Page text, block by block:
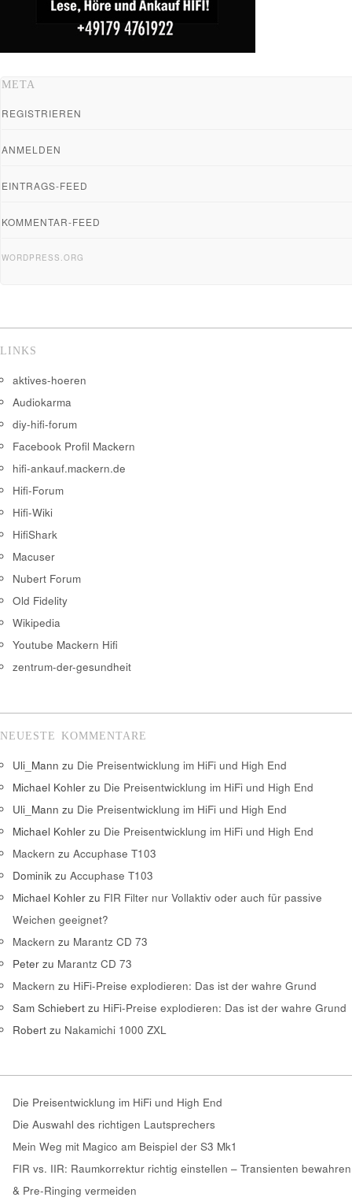
META
REGISTRIEREN
ANMELDEN
EINTRAGS-FEED
KOMMENTAR-FEED
WORDPRESS.ORG
LINKS
aktives-hoeren
Audiokarma
diy-hifi-forum
Facebook Profil Mackern
hifi-ankauf.mackern.de
Hifi-Forum
Hifi-Wiki
HifiShark
Macuser
Nubert Forum
Old Fidelity
Wikipedia
Youtube Mackern Hifi
zentrum-der-gesundheit
NEUESTE KOMMENTARE
Uli_Mann zu Die Preisentwicklung im HiFi und High End
Michael Kohler zu Die Preisentwicklung im HiFi und High End
Uli_Mann zu Die Preisentwicklung im HiFi und High End
Michael Kohler zu Die Preisentwicklung im HiFi und High End
Mackern zu Accuphase T103
Dominik zu Accuphase T103
Michael Kohler zu FIR Filter nur Vollaktiv oder auch für passive
Weichen geeignet?
Mackern zu Marantz CD 73
Peter zu Marantz CD 73
Mackern zu HiFi-Preise explodieren: Das ist der wahre Grund
Sam Schiebert zu HiFi-Preise explodieren: Das ist der wahre Grund
Robert zu Nakamichi 1000 ZXL
Die Preisentwicklung im HiFi und High End
Die Auswahl des richtigen Lautsprechers
Mein Weg mit Magico am Beispiel der S3 Mk1
FIR vs. IIR: Raumkorrektur richtig einstellen – Transienten bewahren
& Pre-Ringing vermeiden